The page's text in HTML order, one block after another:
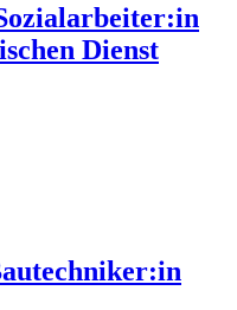
Dienst